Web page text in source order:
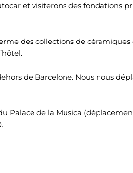
et visiterons des fondations
des collections de
de Barcelone. Nous nous
Palace de la Musica